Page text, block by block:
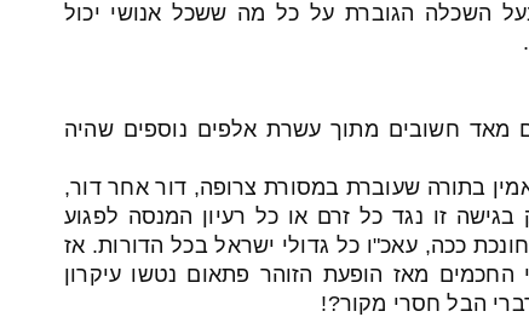
השכלה הגוברת על כל מה ששכל אנושי יכול
מאד חשובים מתוך עשרת אלפים נוספים שהיה
בתורה שעוברת במסורת צרופה, דור אחר דור,
זו נגד כל זרם או כל רעיון המנסה לפגוע
ככה, עאכ"ו כל גדולי ישראל בכל הדורות. אז
מאז הופעת הזוהר פתאום נטשו עיקרון
הבל חסרי מקור?!